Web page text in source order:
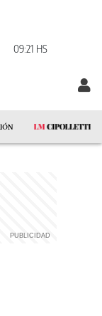
09:21 HS